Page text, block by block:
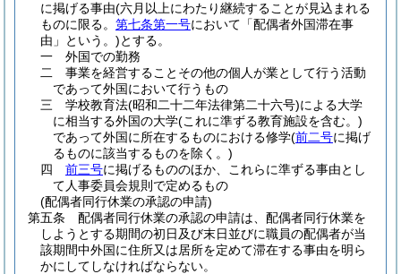
に掲げる事由(六月以上にわたり継続することが見込まれる
ものに限る。 第七条第一号において「配偶者外国滞在事
由」という。)とする。
一
外国での勤務
二
事業を経営することその他の個人が業として行う活動
であって外国において行うもの
三
学校教育法(昭和二十二年法律第二十六号)による大学
に相当する外国の大学(これに準ずる教育施設を含む。)
であって外国に所在するものにおける修学(前二号に掲げ
るものに該当するものを除く。)
四
前三号に掲げるもののほか、これらに準ずる事由とし
て人事委員会規則で定めるもの
(配偶者同行休業の承認の申請)
第五条
配偶者同行休業の承認の申請は、配偶者同行休業を
しようとする期間の初日及び末日並びに職員の配偶者が当
該期間中外国に住所又は居所を定めて滞在する事由を明ら
かにしてしなければならない。